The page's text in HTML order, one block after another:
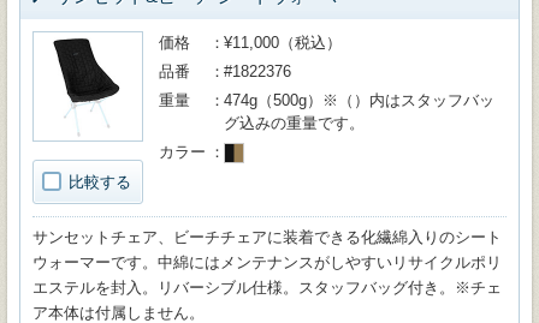
比較する
価格
¥11,000（税込）
品番
#1822376
重量
474g（500g）※（）内はスタッフバッ
グ込みの重量です。
カラー
サンセットチェア、ビーチチェアに装着できる化繊綿入りのシート
ウォーマーです。中綿にはメンテナンスがしやすいリサイクルポリ
エステルを封入。リバーシブル仕様。スタッフバッグ付き。※チェ
ア本体は付属しません。